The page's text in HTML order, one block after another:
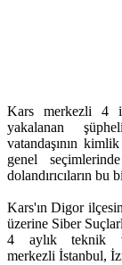
Kars merkezli 4
yakalanan
vatandaşının
genel
dolandırıcıların bu
Kars'ın Digor
üzerine Siber
4 aylık teknik
merkezli İstanbul,